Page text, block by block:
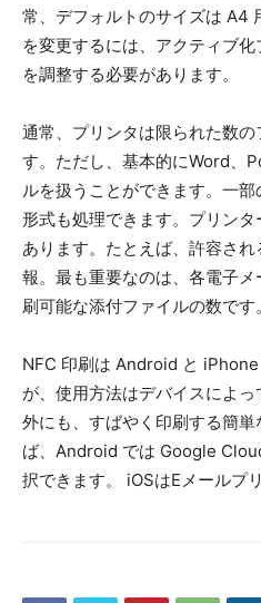
常、デフォルトのサイズは A4
を変更するには、アクティブ
を調整する必要があります。
通常、プリンタは限られた数
す。ただし、基本的にWord、
ルを扱うことができます。一
形式も処理できます。プリン
あります。たとえば、許容さ
報。最も重要なのは、各電子
刷可能な添付ファイルの数です。
NFC 印刷は Android と
が、使用方法はデバイスによ
外にも、すばやく印刷する簡単
ば、Android では Google
択できます。 iOSはEメールプ